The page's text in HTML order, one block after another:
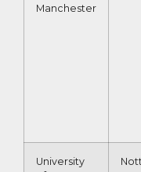
Manchester
University